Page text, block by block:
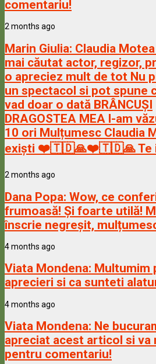
comentariu!
2 months ago
Marin Giulia: Claudia
mai căutat actor, regizor,
o apreciez mult de tot Nu
un spectacol si pot spune
vad doar o dată BRÂNCUȘI
DRAGOSTEA MEA l-am
10 ori Mulțumesc Claudia
exiști ❤️🇹🇩🙏❤️🇹🇩🙏 Te
2 months ago
Dana Popa: Wow, ce
frumoasă! Și foarte utilă!
înscrie negreșit,
4 months ago
Viata Mondena: Multumim
aprecieri si ca sunteti
4 months ago
Viata Mondena: Ne
apreciat acest articol si va
pentru comentariu!